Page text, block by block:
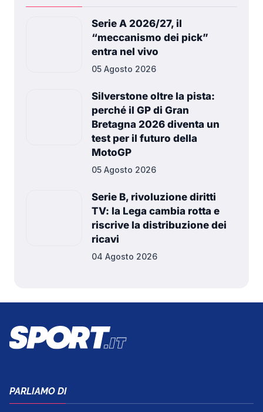
Serie A 2026/27, il
“meccanismo dei pick”
entra nel vivo
05 Agosto 2026
Silverstone oltre la pista:
perché il GP di Gran
Bretagna 2026 diventa un
test per il futuro della
MotoGP
05 Agosto 2026
Serie B, rivoluzione diritti
TV: la Lega cambia rotta e
riscrive la distribuzione dei
ricavi
04 Agosto 2026
PARLIAMO DI